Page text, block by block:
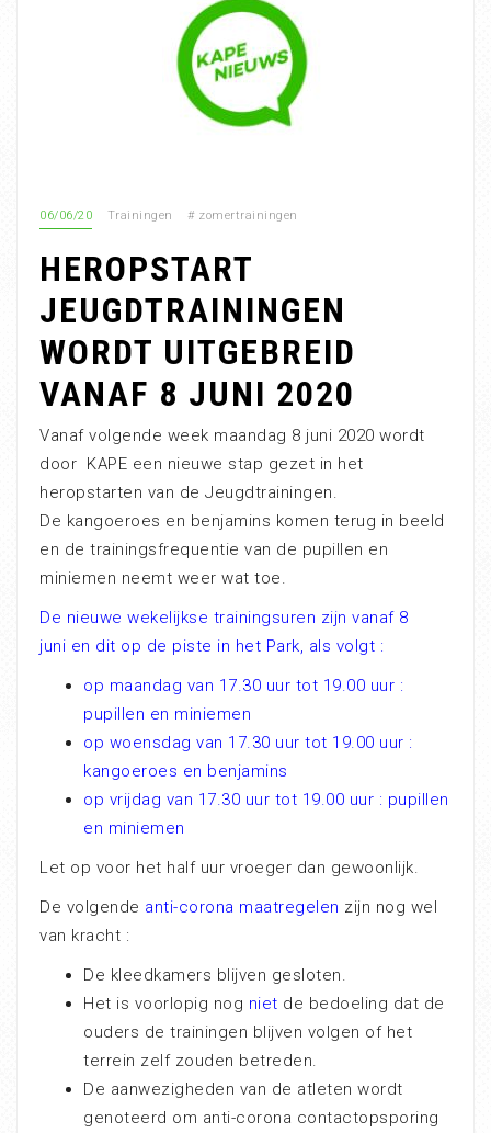
06/06/20 Trainingen # zomertrainingen
HEROPSTART
JEUGDTRAININGEN
WORDT UITGEBREID
VANAF 8 JUNI 2020
Vanaf volgende week maandag 8 juni 2020 wordt
door KAPE een nieuwe stap gezet in het
heropstarten van de Jeugdtrainingen.
De kangoeroes en benjamins komen terug in beeld
en de trainingsfrequentie van de pupillen en
miniemen neemt weer wat toe.
De nieuwe wekelijkse trainingsuren zijn vanaf 8
juni en dit op de piste in het Park, als volgt :
op maandag van 17.30 uur tot 19.00 uur :
pupillen en miniemen
op woensdag van 17.30 uur tot 19.00 uur :
kangoeroes en benjamins
op vrijdag van 17.30 uur tot 19.00 uur : pupillen
en miniemen
Let op voor het half uur vroeger dan gewoonlijk.
De volgende anti-corona maatregelen zijn nog wel
van kracht :
De kleedkamers blijven gesloten.
Het is voorlopig nog niet de bedoeling dat de
ouders de trainingen blijven volgen of het
terrein zelf zouden betreden.
De aanwezigheden van de atleten wordt
genoteerd om anti-corona contactopsporing